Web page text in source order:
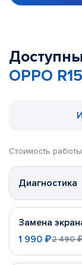
OPPO
Стоимость
Диагностика
Замена
1 990 ₽2 490